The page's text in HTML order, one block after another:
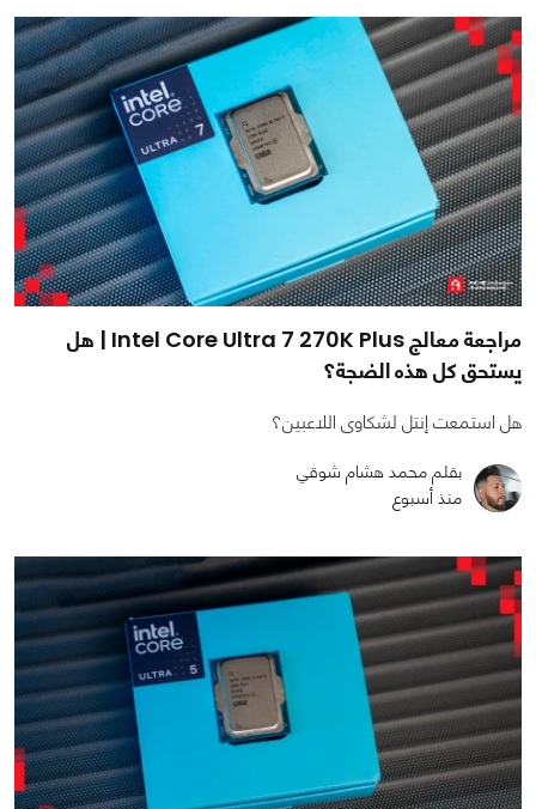
مراجعة معالج Intel Core Ultra 7 270K Plus | هل
يستحق كل هذه الضجة؟
هل استمعت إنتل لشكاوى اللاعبين؟
بقلم محمد هشام شوقي
منذ أسبوع